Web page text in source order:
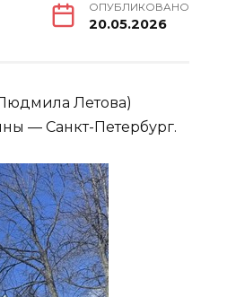
ОПУБЛИКОВАНО
20.05.2026
Летова)
— Санкт-Петербург.